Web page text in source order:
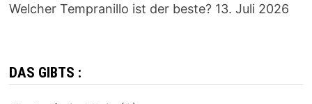
Welcher Tempranillo ist der beste? 13. Juli 2026
DAS GIBTS :